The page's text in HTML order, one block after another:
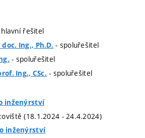
řešitel
Ing., Ph.D. - spoluřešitel
- spoluřešitel
Ing., CSc. - spoluřešitel
inženýrství
(18.1.2024 - 24.4.2024)
inženýrství